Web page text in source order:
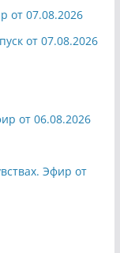
от 07.08.2026
от 07.08.2026
от 06.08.2026
Эфир от